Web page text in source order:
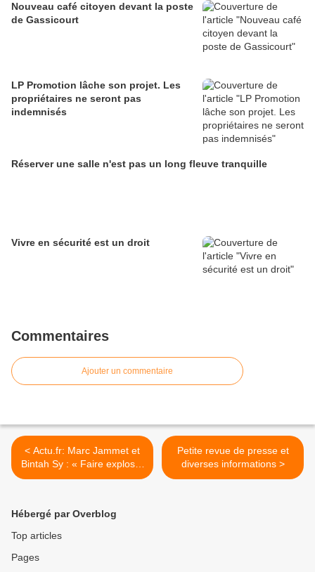
Nouveau café citoyen devant la poste
de Gassicourt
LP Promotion lâche son projet. Les
propriétaires ne seront pas
indemnisés
Réserver une salle n'est pas un long fleuve tranquille
Vivre en sécurité est un droit
Commentaires
Ajouter un commentaire
< Actu.fr: Marc Jammet et
Bintah Sy : « Faire exploser
le système Bédier »
Petite revue de presse et
diverses informations >
Hébergé par Overblog
Top articles
Pages